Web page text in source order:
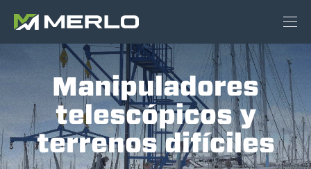
Manipuladores
telescópicos y
terrenos difíciles